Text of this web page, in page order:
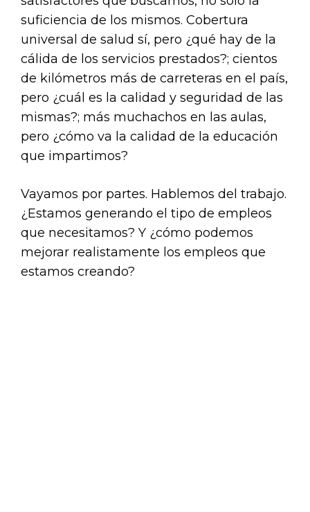
suficiencia de los mismos. Cobertura
universal de salud sí, pero ¿qué hay de la
cálida de los servicios prestados?; cientos
de kilómetros más de carreteras en el país,
pero ¿cuál es la calidad y seguridad de las
mismas?; más muchachos en las aulas,
pero ¿cómo va la calidad de la educación
que impartimos?
Vayamos por partes. Hablemos del trabajo.
¿Estamos generando el tipo de empleos
que necesitamos? Y ¿cómo podemos
mejorar realistamente los empleos que
estamos creando?